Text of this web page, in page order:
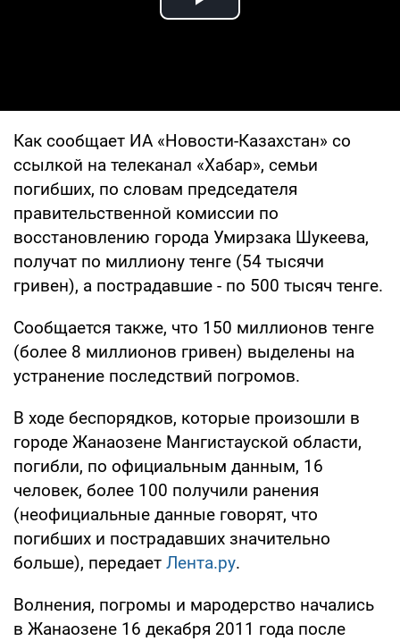
Play Video
Как сообщает ИА «Новости-Казахстан» со
ссылкой на телеканал «Хабар», семьи
погибших, по словам председателя
правительственной комиссии по
восстановлению города Умирзака Шукеева,
получат по миллиону тенге (54 тысячи
гривен), а пострадавшие - по 500 тысяч тенге.
Сообщается также, что 150 миллионов тенге
(более 8 миллионов гривен) выделены на
устранение последствий погромов.
В ходе беспорядков, которые произошли в
городе Жанаозене Мангистауской области,
погибли, по официальным данным, 16
человек, более 100 получили ранения
(неофициальные данные говорят, что
погибших и пострадавших значительно
больше), передает Лента.ру.
Волнения, погромы и мародерство начались
в Жанаозене 16 декабря 2011 года после